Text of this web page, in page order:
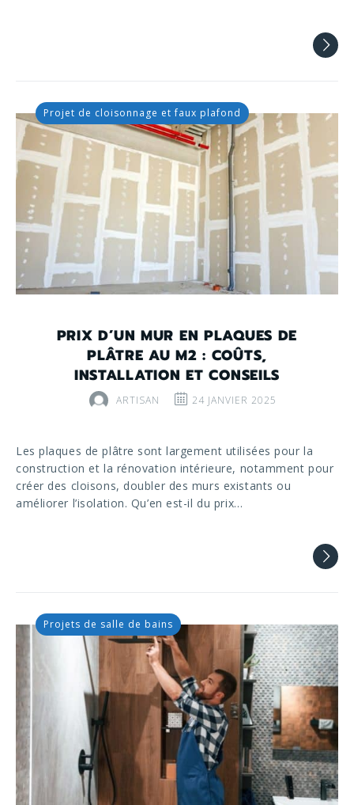
PRIX D’UN MUR EN PLAQUES DE
PLÂTRE AU M2 : COÛTS,
INSTALLATION ET CONSEILS
ARTISAN 24 JANVIER 2025
Projet de cloisonnage et faux plafond
Les plaques de plâtre sont largement utilisées pour la
construction et la rénovation intérieure, notamment pour
créer des cloisons, doubler des murs existants ou
améliorer l’isolation. Qu’en est-il du prix…
Projets de salle de bains